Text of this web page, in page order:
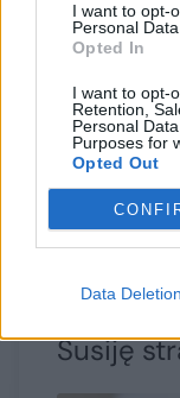
I want to opt-
Personal
Opted In
I want to opt-
Retention,
Personal
Purposes for
Opted Out
Data Deletion
kad VSD
visą laiką
labai
atakos yra
D.Jauniškis.
Susiję